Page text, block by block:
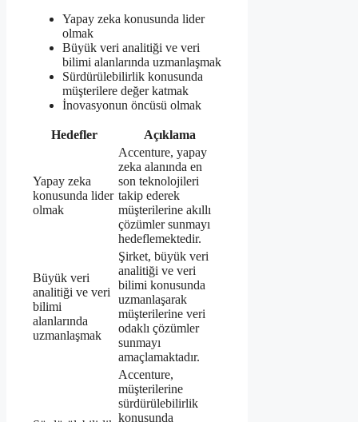
Yapay zeka konusunda lider
olmak
Büyük veri analitiği ve veri
bilimi alanlarında uzmanlaşmak
Sürdürülebilirlik konusunda
müşterilere değer katmak
İnovasyonun öncüsü olmak
Hedefler Açıklama
Yapay zeka
konusunda lider
olmak
Accenture, yapay
zeka alanında en
son teknolojileri
takip ederek
müşterilerine akıllı
çözümler sunmayı
hedeflemektedir.
Büyük veri
analitiği ve veri
bilimi
alanlarında
uzmanlaşmak
Şirket, büyük veri
analitiği ve veri
bilimi konusunda
uzmanlaşarak
müşterilerine veri
odaklı çözümler
sunmayı
amaçlamaktadır.
Accenture,
müşterilerine
sürdürülebilirlik
konusunda